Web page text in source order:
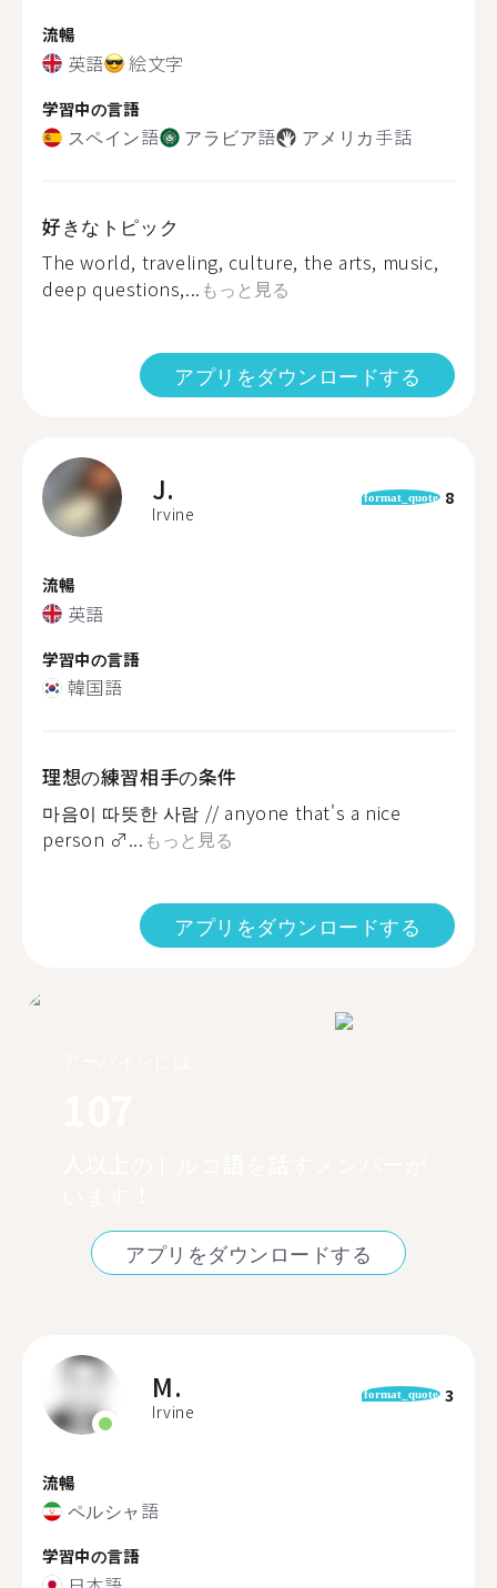
流暢
英語 絵文字
学習中の言語
スペイン語 アラビア語 アメリカ手話
好きなトピック
The world, traveling, culture, the arts, music,
deep questions,... もっと見る
アプリをダウンロードする
J.
Irvine
format_quote 8
流暢
英語
学習中の言語
韓国語
理想の練習相手の条件
마음이 따뜻한 사람 // anyone that's a nice
person ‍♂️... もっと見る
アプリをダウンロードする
アプリをダウンロードする
M.
Irvine
format_quote 3
流暢
ペルシャ語
学習中の言語